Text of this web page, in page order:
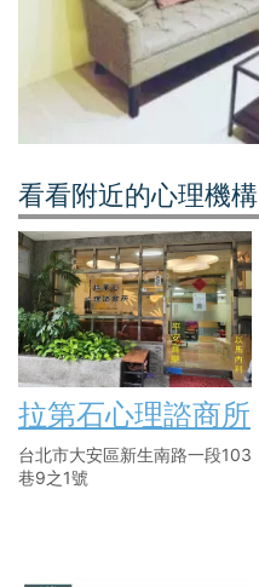
看看附近的心理機構
拉第石心理諮商所
台北市大安區新生南路一段103
巷9之1號